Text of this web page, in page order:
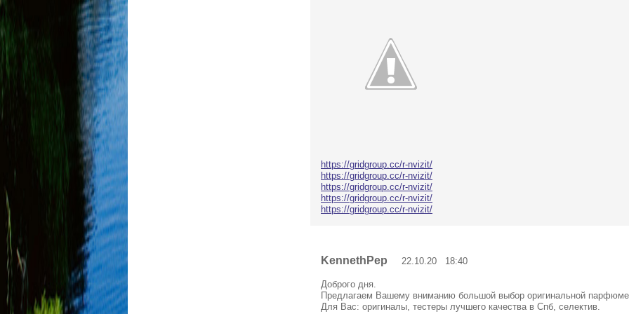
https://gridgroup.cc/r-nvizit/
https://gridgroup.cc/r-nvizit/
https://gridgroup.cc/r-nvizit/
https://gridgroup.cc/r-nvizit/
https://gridgroup.cc/r-nvizit/
KennethPep 22.10.20 18:40
Доброго дня.
Предлагаем Вашему вниманию большой выбор оригинальной
Для Вас: оригиналы, тестеры лучшего качества в Спб, селектив.